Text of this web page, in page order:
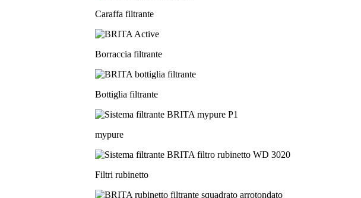
Caraffa filtrante
Borraccia filtrante
Bottiglia filtrante
mypure
Filtri rubinetto